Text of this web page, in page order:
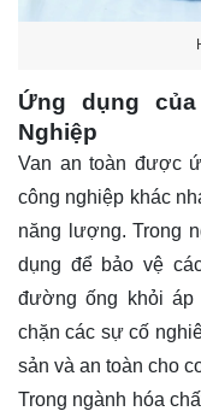
Ứng dụng
Nghiệp
Van an toàn được
công nghiệp khác
năng lượng. Trong
dụng để bảo vệ
đường ống khỏi áp
chặn các sự cố
sản và an toàn cho
Trong ngành hóa